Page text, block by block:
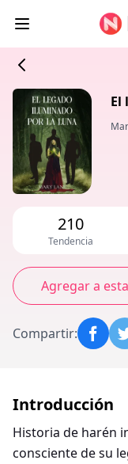
El
210
Tendencia
Agregar a
Compartir:
Introducción
Historia de harén
consciente de su